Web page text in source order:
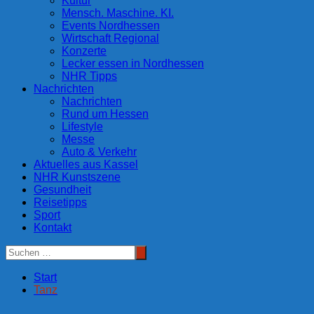
Mensch. Maschine. KI.
Events Nordhessen
Wirtschaft Regional
Konzerte
Lecker essen in Nordhessen
NHR Tipps
Nachrichten
Nachrichten
Rund um Hessen
Lifestyle
Messe
Auto & Verkehr
Aktuelles aus Kassel
NHR Kunstszene
Gesundheit
Reisetipps
Sport
Kontakt
Start
Tanz